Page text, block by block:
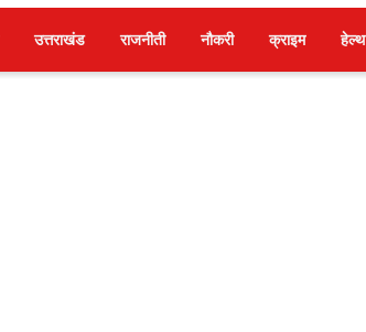
उत्तराखंड राजनीती नौकरी क्राइम हेल्थ